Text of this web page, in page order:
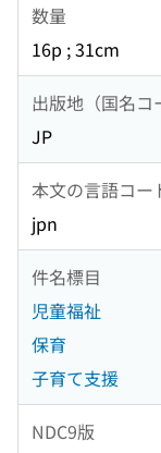
数量
16p ; 31cm
出版地（国名コ
JP
本文の言語コー
jpn
件名標目
児童福祉
保育
子育て支援
NDC9版